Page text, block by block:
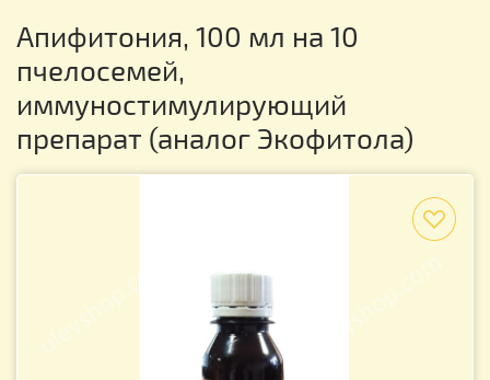
Апифитония, 100 мл на 10
пчелосемей,
иммуностимулирующий
препарат (аналог Экофитола)